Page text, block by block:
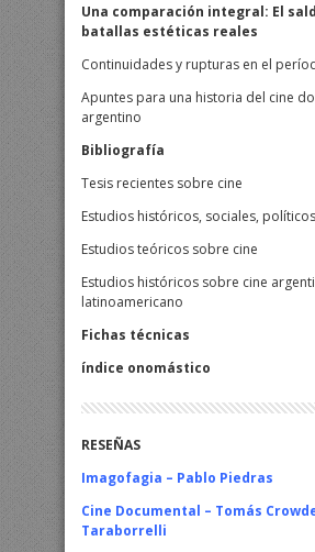
Una comparación integral: El
batallas estéticas reales
Continuidades y rupturas en el
Apuntes para una historia del cine
argentino
Bibliografía
Tesis recientes sobre cine
Estudios históricos, sociales,
Estudios teóricos sobre cine
Estudios históricos sobre cine
latinoamericano
Fichas técnicas
índice onomástico
RESEÑAS
Imagofagia – Pablo Piedras
Cine Documental – Tomás
Taraborrelli